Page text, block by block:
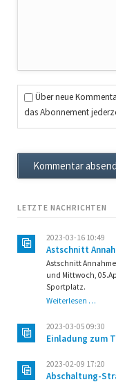
Über neue
das Abonnement
Kommentar
LETZTE NACHRICHTEN
2023-03-16 10:49
Astschnitt
Astschnitt
und Mittwoch,
Sportplatz.
Weiterlesen …
für
2023-03-05 09:30
Einladung zum
2023-02-09 17:20
Abschaltung-